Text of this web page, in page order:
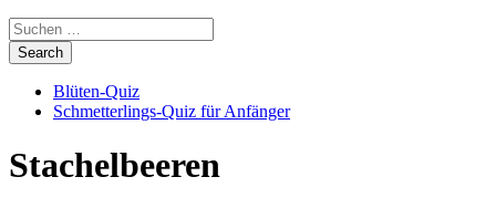
Blüten-Quiz
Schmetterlings-Quiz für Anfänger
Stachelbeeren